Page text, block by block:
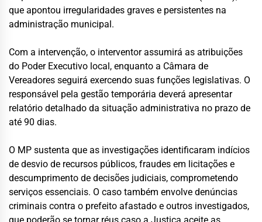
que apontou irregularidades graves e persistentes na
administração municipal.
Com a intervenção, o interventor assumirá as atribuições
do Poder Executivo local, enquanto a Câmara de
Vereadores seguirá exercendo suas funções legislativas. O
responsável pela gestão temporária deverá apresentar
relatório detalhado da situação administrativa no prazo de
até 90 dias.
O MP sustenta que as investigações identificaram indícios
de desvio de recursos públicos, fraudes em licitações e
descumprimento de decisões judiciais, comprometendo
serviços essenciais. O caso também envolve denúncias
criminais contra o prefeito afastado e outros investigados,